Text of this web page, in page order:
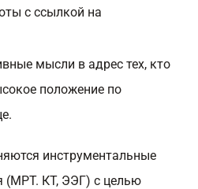
с ссылкой на
мысли в адрес тех, кто
положение по
инструментальные
(МРТ. КТ, ЭЭГ) с целью